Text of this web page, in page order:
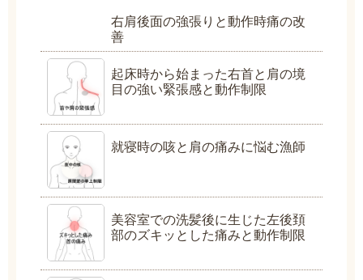
右肩後面の強張りと動作時痛の改
善
起床時から始まった右首と肩の境
目の強い緊張感と動作制限
就寝時の咳と肩の痛みに悩む漁師
美容室での洗髪後に生じた左後頚
部のズキッとした痛みと動作制限